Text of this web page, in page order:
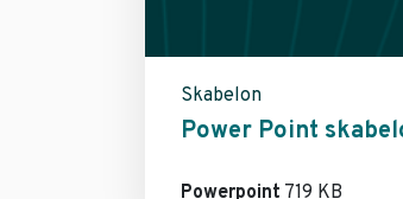
Skabelon
Power Point
Powerpoint 719 KB